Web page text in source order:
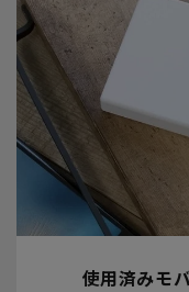
使用済みモ